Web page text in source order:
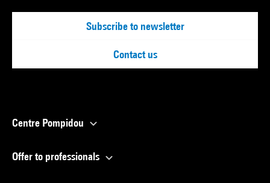
Subscribe to newsletter
Contact us
Centre Pompidou
Offer to professionals